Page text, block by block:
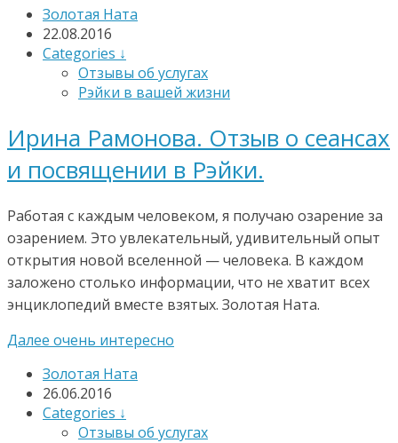
Золотая Ната
22.08.2016
Categories ↓
Отзывы об услугах
Рэйки в вашей жизни
Ирина Рамонова. Отзыв о сеансах
и посвящении в Рэйки.
Работая с каждым человеком, я получаю озарение за
озарением. Это увлекательный, удивительный опыт
открытия новой вселенной — человека. В каждом
заложено столько информации, что не хватит всех
энциклопедий вместе взятых. Золотая Ната.
Далее очень интересно
Золотая Ната
26.06.2016
Categories ↓
Отзывы об услугах